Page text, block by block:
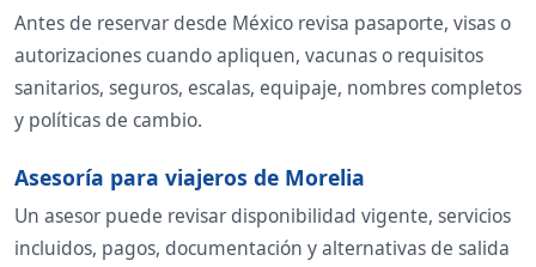
Antes de reservar desde México revisa pasaporte, visas o
autorizaciones cuando apliquen, vacunas o requisitos
sanitarios, seguros, escalas, equipaje, nombres completos
y políticas de cambio.
Asesoría para viajeros de Morelia
Un asesor puede revisar disponibilidad vigente, servicios
incluidos, pagos, documentación y alternativas de salida